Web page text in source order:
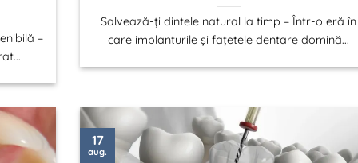
–
Salvează-ți dintele natural la timp – Într-o eră în
care implanturile și fațetele dentare domină...
17
aug.